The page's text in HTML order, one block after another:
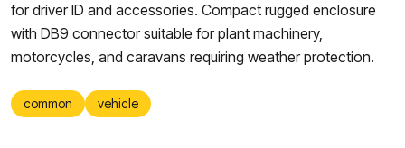
for driver ID and accessories. Compact rugged enclosure
with DB9 connector suitable for plant machinery,
motorcycles, and caravans requiring weather protection.
common vehicle